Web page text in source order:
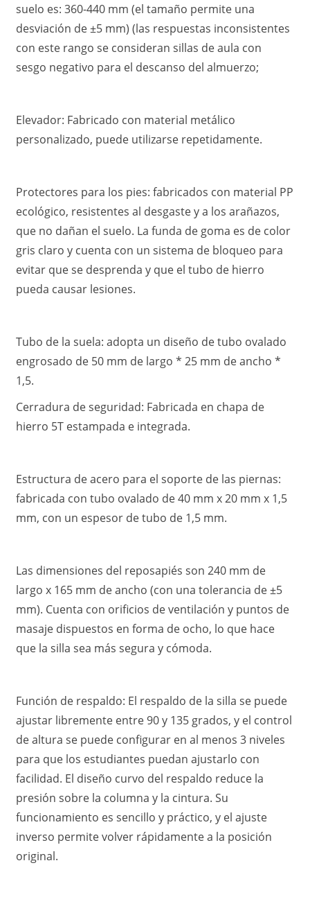
suelo es: 360-440 mm (el tamaño permite una
desviación de ±5 mm) (las respuestas inconsistentes
con este rango se consideran sillas de aula con
sesgo negativo para el descanso del almuerzo;
Elevador: Fabricado con material metálico
personalizado, puede utilizarse repetidamente.
Protectores para los pies: fabricados con material PP
ecológico, resistentes al desgaste y a los arañazos,
que no dañan el suelo. La funda de goma es de color
gris claro y cuenta con un sistema de bloqueo para
evitar que se desprenda y que el tubo de hierro
pueda causar lesiones.
Tubo de la suela: adopta un diseño de tubo ovalado
engrosado de 50 mm de largo * 25 mm de ancho *
1,5.
Cerradura de seguridad: Fabricada en chapa de
hierro 5T estampada e integrada.
Estructura de acero para el soporte de las piernas:
fabricada con tubo ovalado de 40 mm x 20 mm x 1,5
mm, con un espesor de tubo de 1,5 mm.
Las dimensiones del reposapiés son 240 mm de
largo x 165 mm de ancho (con una tolerancia de ±5
mm). Cuenta con orificios de ventilación y puntos de
masaje dispuestos en forma de ocho, lo que hace
que la silla sea más segura y cómoda.
Función de respaldo: El respaldo de la silla se puede
ajustar libremente entre 90 y 135 grados, y el control
de altura se puede configurar en al menos 3 niveles
para que los estudiantes puedan ajustarlo con
facilidad. El diseño curvo del respaldo reduce la
presión sobre la columna y la cintura. Su
funcionamiento es sencillo y práctico, y el ajuste
inverso permite volver rápidamente a la posición
original.